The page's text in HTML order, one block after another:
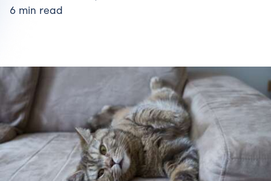
6 min read